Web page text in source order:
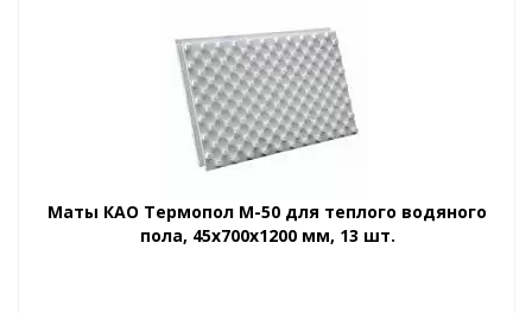
Маты КАО Термопол М-50 для теплого водяного
пола, 45х700х1200 мм, 13 шт.